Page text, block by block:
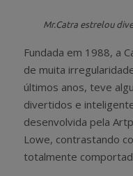
Mr.Catra estrelou
Fundada em 1988, a
de muita
últimos anos, teve
divertidos e
desenvolvida pela
Lowe, contrastando
totalmente